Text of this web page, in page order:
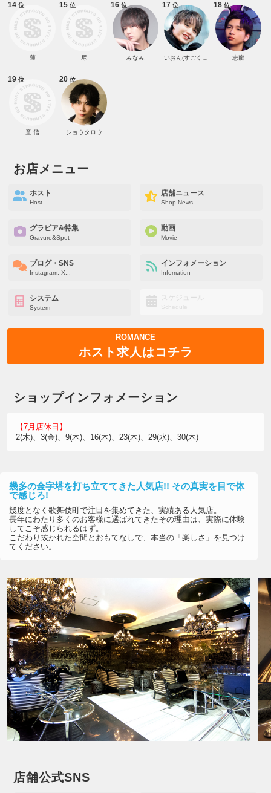
14位
蓮
15位
尽
16位
みなみ
17 位 18 位
志龍
19位
童 信
20位
ショウタロウ
お店メニュー
ホスト
Host
店舗ニュース
Shop News
グラビア&特集
Gravure&Spot
動画
Movie
ブログ・SNS
Instagram, X...
インフォメーション
Infomation
システム
System
スケジュール
Schedule
ROMANCE
ホスト求人はコチラ
ショップインフォメーション
【7月店休日】
2(木)、3(金)、9(木)、16(木)、23(木)、29(水)、30(木)
幾多の金字塔を打ち立ててきた人気店!! その真実を目で体
で感じろ!
幾度となく歌舞伎町で注目を集めてきた、実績ある人気店。
長年にわたり多くのお客様に選ばれてきたその理由は、実際に体験
してこそ感じられるはず。
こだわり抜かれた空間とおもてなしで、本当の「楽しさ」を見つけ
てください。
店舗公式SNS